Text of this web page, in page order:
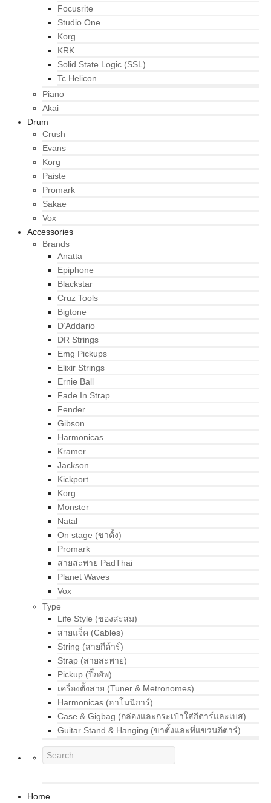
Focusrite
Studio One
Korg
KRK
Solid State Logic (SSL)
Tc Helicon
Piano
Akai
Drum
Crush
Evans
Korg
Paiste
Promark
Sakae
Vox
Accessories
Brands
Anatta
Epiphone
Blackstar
Cruz Tools
Bigtone
D’Addario
DR Strings
Emg Pickups
Elixir Strings
Ernie Ball
Fade In Strap
Fender
Gibson
Harmonicas
Kramer
Jackson
Kickport
Korg
Monster
Natal
On stage (ขาตั้ง)
Promark
สายสะพาย PadThai
Planet Waves
Vox
Type
Life Style (ของสะสม)
สายแจ็ค (Cables)
String (สายกีต้าร์)
Strap (สายสะพาย)
Pickup (ปิ๊กอัพ)
เครื่องตั้งสาย (Tuner & Metronomes)
Harmonicas (ฮาโมนิการ์)
Case & Gigbag (กล่องและกระเป๋าใส่กีตาร์และเบส)
Guitar Stand & Hanging (ขาตั้งและที่แขวนกีตาร์)
Home